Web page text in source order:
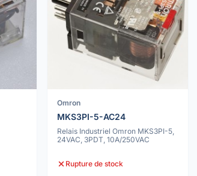
Omron
MKS3PI-5-AC24
Relais Industriel Omron MKS3PI-5,
24VAC, 3PDT, 10A/250VAC
Rupture de stock